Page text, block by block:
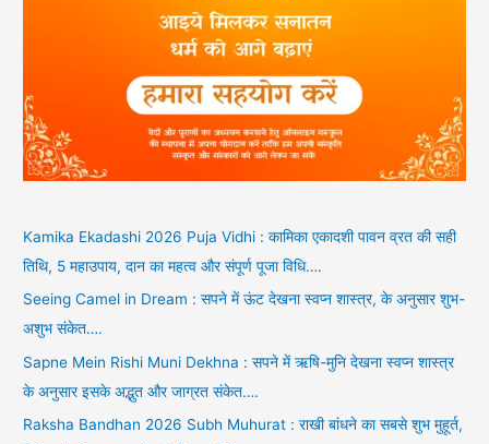
Kamika Ekadashi 2026 Puja Vidhi : कामिका एकादशी पावन व्रत की सही
तिथि, 5 महाउपाय, दान का महत्व और संपूर्ण पूजा विधि….
Seeing Camel in Dream : सपने में ऊंट देखना स्वप्न शास्त्र, के अनुसार शुभ-
अशुभ संकेत….
Sapne Mein Rishi Muni Dekhna : सपने में ऋषि-मुनि देखना स्वप्न शास्त्र
के अनुसार इसके अद्भुत और जाग्रत संकेत….
Raksha Bandhan 2026 Subh Muhurat : राखी बांधने का सबसे शुभ मुहूर्त,